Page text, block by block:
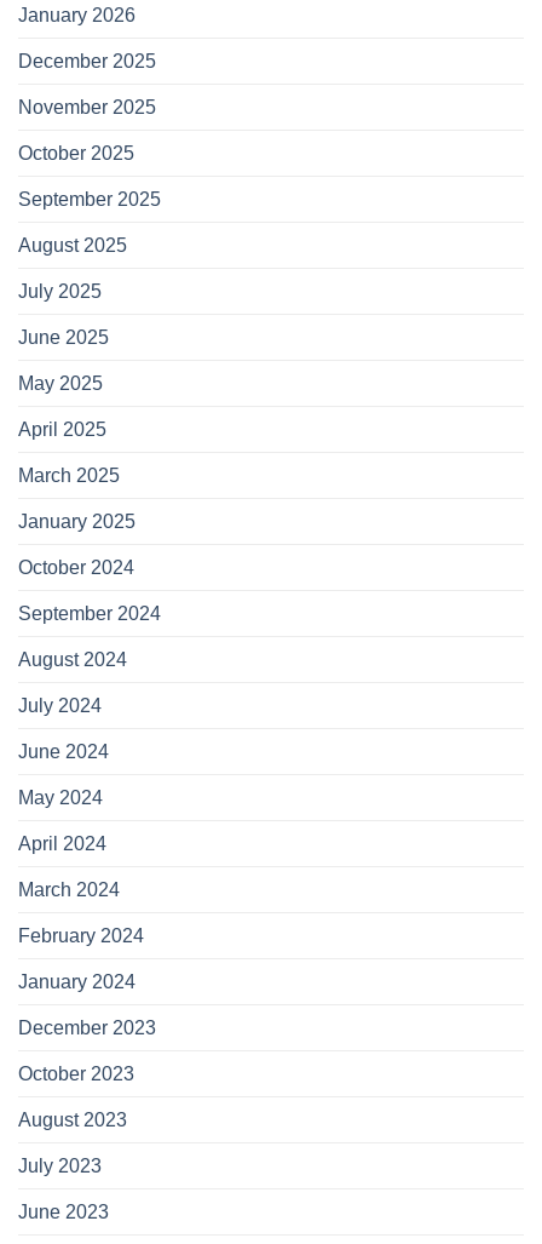
January 2026
December 2025
November 2025
October 2025
September 2025
August 2025
July 2025
June 2025
May 2025
April 2025
March 2025
January 2025
October 2024
September 2024
August 2024
July 2024
June 2024
May 2024
April 2024
March 2024
February 2024
January 2024
December 2023
October 2023
August 2023
July 2023
June 2023